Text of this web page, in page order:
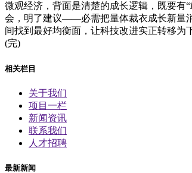
微观经济，背面是清楚的成长逻辑，既要
会，明了建议——必需把量体裁衣成长新量
间找到最好均衡面，让科技改进实正转移
(完)
相关栏目
关于我们
项目一栏
新闻资讯
联系我们
人才招聘
最新新闻